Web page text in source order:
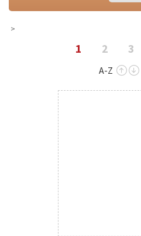
1 2 3
A-Z